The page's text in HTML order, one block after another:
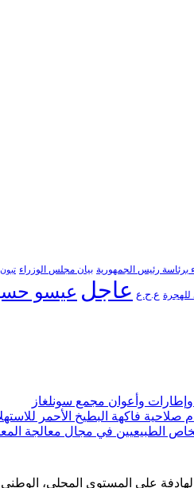
برئاسة رئيس الجمهورية بيان مجلس الوزراء تبون
للهجرة ع.ح.ع عاجل عيسو
وأعوان مجمع سونلغاز
صلاحية فاكهة البطيخ الأحمر
الطبيعيين في مجال معالجة
الهادفة على المستوى المحلي،